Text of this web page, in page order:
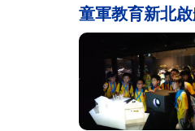
童軍教育新北